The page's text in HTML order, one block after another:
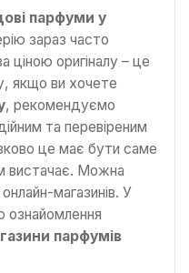
парфуми у
зараз часто
ціною оригіналу – це
якщо ви хочете
, рекомендуємо
та перевіреним
це має бути саме
вистачає. Можна
магазинів. У
ознайомлення
парфумів